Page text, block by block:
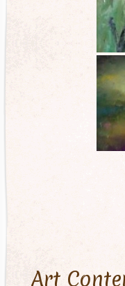
Art